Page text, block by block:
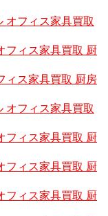
オフィス家具買取
フィス家具買取 厨
ィス家具買取 厨房
オフィス家具買取
フィス家具買取 厨
フィス家具買取 厨
フィス家具買取 厨